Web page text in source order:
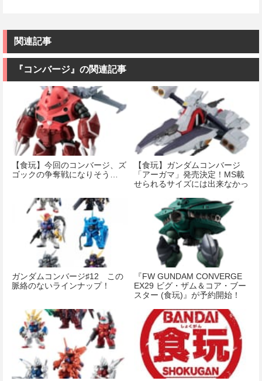
関連記事
『コンバージ』の関連記事
【食玩】今回のコンバージ、ズ
ゴックの争奪戦になりそう…
【食玩】ガンダムコンバージ
「アーガマ」発売決定！MS載
せられるサイズには出来なかっ
ガンダムコンバージ♯12 この
脈絡のないラインナップ！
『FW GUNDAM CONVERGE
EX29 ビグ・ザム＆コア・ブー
スター (食玩)』が予約開始！